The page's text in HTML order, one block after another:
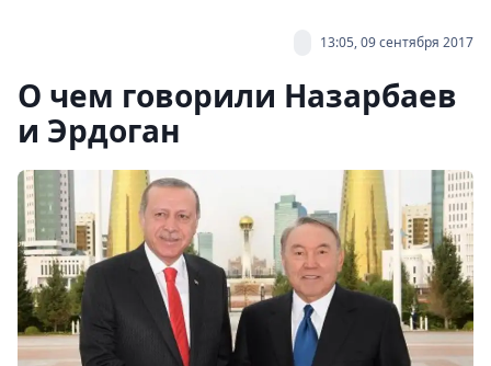
13:05, 09 сентября 2017
О чем говорили Назарбаев
и Эрдоган